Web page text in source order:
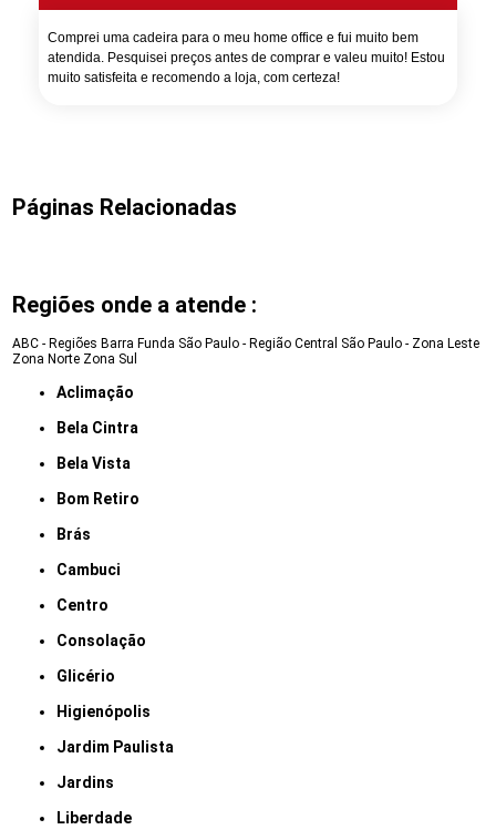
Comprei uma cadeira para o meu home office e fui muito bem
atendida. Pesquisei preços antes de comprar e valeu muito! Estou
muito satisfeita e recomendo a loja, com certeza!
Páginas Relacionadas
Regiões onde a atende :
ABC - Regiões Barra Funda São Paulo - Região Central São Paulo - Zona Leste
Zona Norte Zona Sul
Aclimação
Bela Cintra
Bela Vista
Bom Retiro
Brás
Cambuci
Centro
Consolação
Glicério
Higienópolis
Jardim Paulista
Jardins
Liberdade